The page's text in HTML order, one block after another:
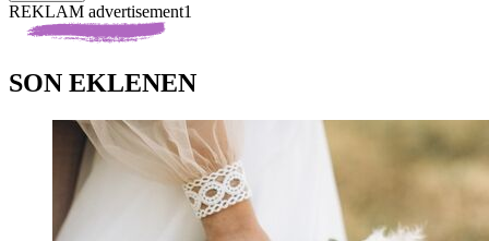
REKLAM advertisement1
SON EKLENEN